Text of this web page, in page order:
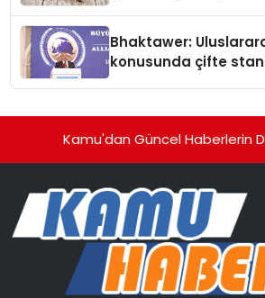
Bhaktawer:
konusunda çifte
Kamu'dan Güncel Haberlerin